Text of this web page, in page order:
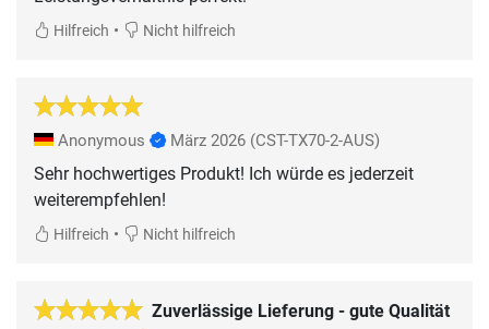
Hilfreich • Nicht hilfreich
Anonymous März 2026 (CST-TX70-2-AUS)
Sehr hochwertiges Produkt! Ich würde es jederzeit
weiterempfehlen!
Hilfreich • Nicht hilfreich
Zuverlässige Lieferung - gute Qualität